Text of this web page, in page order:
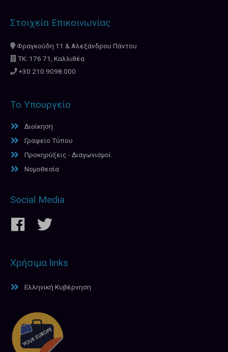
Στοιχεία Επικοινωνίας
Φραγκούδη 11 & Αλεξάνδρου Πάντου
ΤΚ: 176 71, Καλλιθέα
+30 210.9098.000
Το Υπουργείο
Διοίκηση
Γραφείο Τύπου
Προκηρύξεις - Διαγωνισμοί
Νομοθεσία
Social Media
Χρήσιμα links
Ελληνική Κυβέρνηση